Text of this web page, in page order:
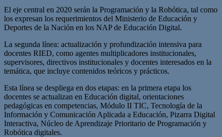
El eje central en 2020 serán la Programación y la Robótica, tal como
los expresan los requerimientos del Ministerio de Educación y
Deportes de la Nación en los NAP de Educación Digital.
La segunda línea: actualización y profundización intensiva para
docentes RIED, como agentes multiplicadores institucionales,
supervisores, directivos institucionales y docentes interesados en la
temática, que incluye contenidos teóricos y prácticos.
Esta línea se despliega en dos etapas: en la primera etapa los
docentes se actualizan en Educación digital, orientaciones
pedagógicas en competencias, Módulo II TIC, Tecnología de la
Información y Comunicación Aplicada a Educación, Pizarra Digital
Interactiva, Núcleo de Aprendizaje Prioritario de Programación y
Robótica digitales.